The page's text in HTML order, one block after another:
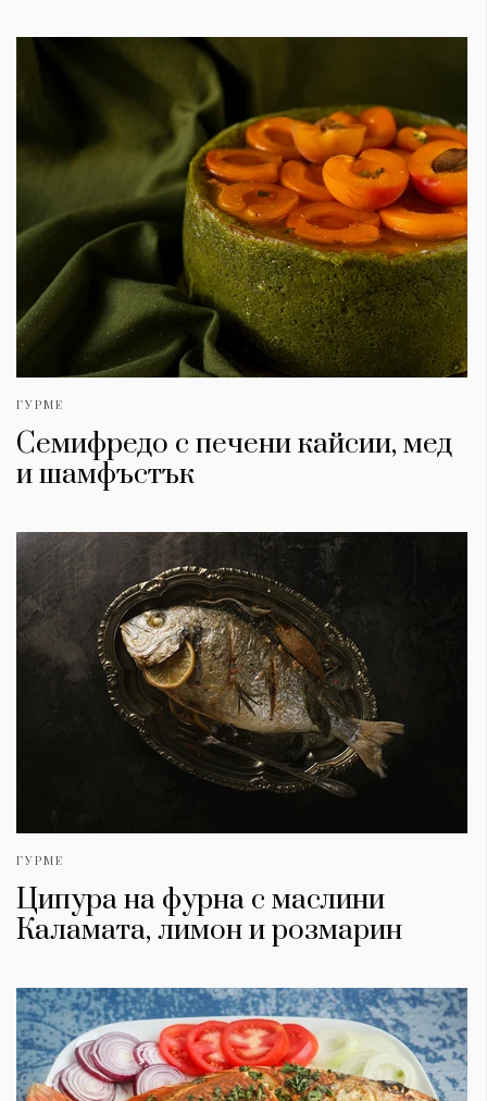
ГУРМЕ
Семифредо с печени кайсии, мед
и шамфъстък
ГУРМЕ
Ципура на фурна с маслини
Каламата, лимон и розмарин